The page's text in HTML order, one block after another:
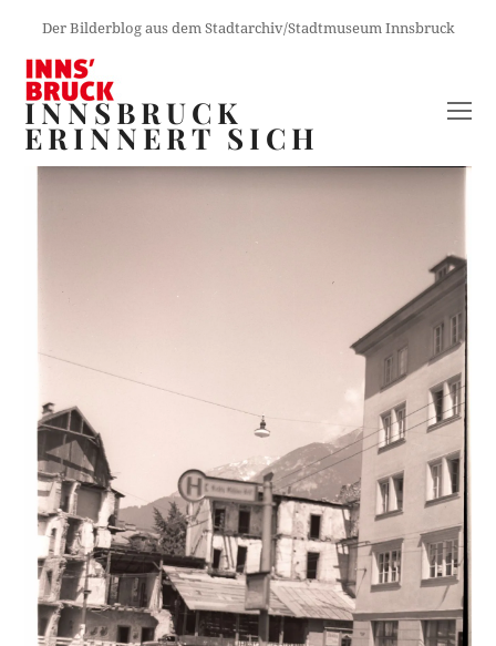
Der Bilderblog aus dem Stadtarchiv/Stadtmuseum Innsbruck
INNSBRUCK
ERINNERT SICH